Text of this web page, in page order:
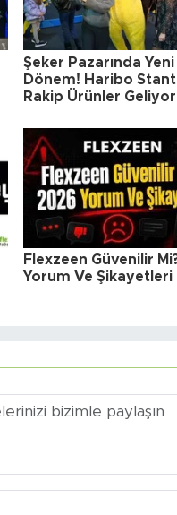
Şeker Pazarında Yeni
Dönem! Haribo
Rakip Ürünler Geliyor
Flexzeen Güvenilir
Yorum Ve Şikayetleri